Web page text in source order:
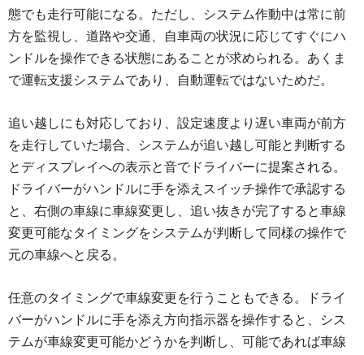
態でも走行可能になる。ただし、システム作動中は常に前
方を監視し、道路や交通、自車両の状況に応じてすぐにハ
ンドルを操作できる状態にあることが求められる。あくま
で運転支援システムであり、自動運転ではないためだ。
追い越しにも対応しており、設定速度より遅い車両が前方
を走行していた場合、システムが追い越し可能と判断する
とディスプレイへの表示と音でドライバーに提案される。
ドライバーがハンドルに手を添えスイッチ操作で承認する
と、右側の車線に車線変更し、追い抜きが完了すると車線
変更可能なタイミングをシステムが判断して同様の操作で
元の車線へと戻る。
任意のタイミングで車線変更を行うこともできる。ドライ
バーがハンドルに手を添え方向指示器を操作すると、シス
テムが車線変更可能かどうかを判断し、可能であれば車線